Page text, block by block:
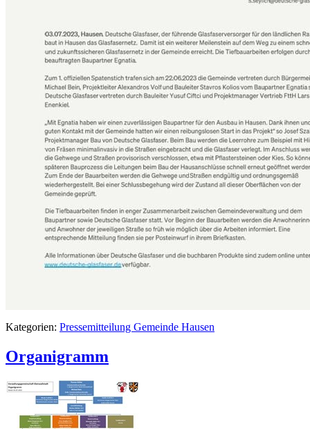
Kategorien: Pressemitteilung Gemeinde Hausen
Organigramm